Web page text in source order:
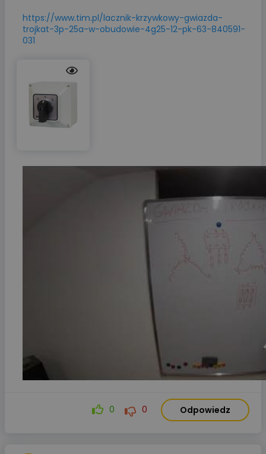
https://www.tim.pl/lacznik-krzywkowy-gwiazda-
trojkat-3p-25a-w-obudowie-4g25-12-pk-63-840591-
031
0 0 Odpowiedz